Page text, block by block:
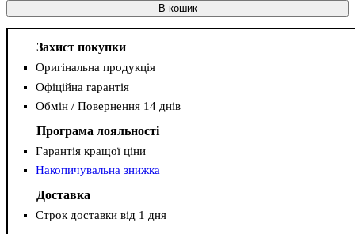
В кошик
Захист покупки
Оригінальна продукція
Офіційна гарантія
Обмін / Повернення 14 днів
Програма лояльності
Гарантія кращої ціни
Накопичувальна знижка
Доставка
Строк доставки від 1 дня